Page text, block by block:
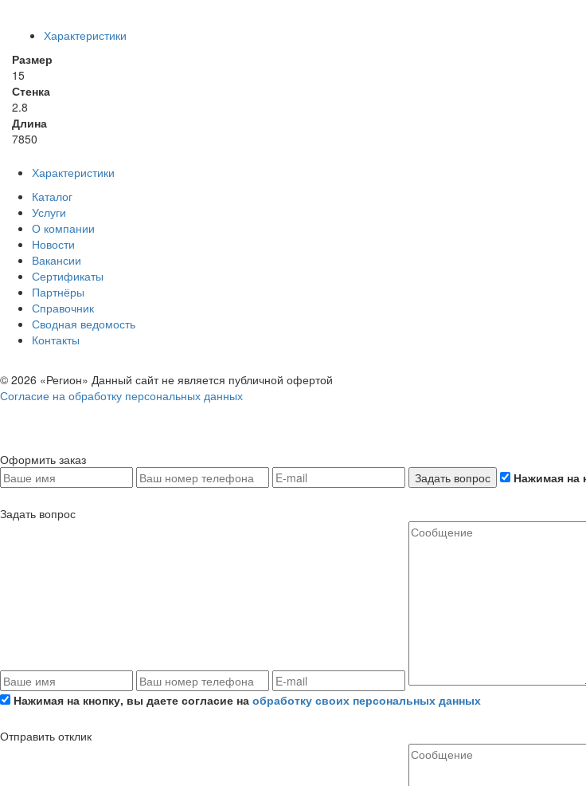
Характеристики
Размер
15
Стенка
2.8
Длина
7850
Характеристики
Каталог
Услуги
О компании
Новости
Вакансии
Сертификаты
Партнёры
Справочник
Сводная ведомость
Контакты
© 2026 «Регион» Данный сайт не является публичной офертой
Согласие на обработку персональных данных
Оформить заказ
Задать вопрос
Нажимая на
Задать вопрос
Нажимая на кнопку, вы даете согласие на обработку своих персональных данных
Отправить отклик